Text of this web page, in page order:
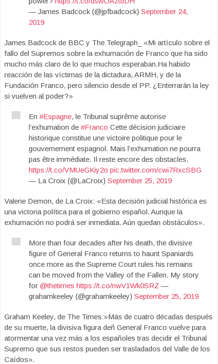
— James Badcock (@jpfbadcock) September 24,
2019
James Badcock de BBC y The Telegraph_ «Mi artículo sobre el
fallo del Supremos sobre la exhumación de Franco que ha sido
mucho más claro de lo que muchos esperaban.Ha habido
reacción de las víctimas de la dictadura, ARMH, y de la
Fundación Franco, pero silencio desde el PP. ¿Enterrarán la ley
si vuelven al poder?»
En #Espagne, le Tribunal suprême autorise
l’exhumation de #Franco Cette décision judiciaire
historique constitue une victoire politique pour le
gouvernement espagnol. Mais l’exhumation ne pourra
pas être immédiate. Il reste encore des obstacles.
https://t.co/VMUeGKiy2o pic.twitter.com/cwi7RxcSBG
— La Croix (@LaCroix) September 25, 2019
Valerie Demon, de La Croix: «Esta decisión judicial histórica es
una victoria política para el gobierno español. Aunque la
exhumación no podrá ser inmediata. Aún quedan obstáculos».
More than four decades after his death, the divisive
figure of General Franco returns to haunt Spaniards
once more as the Supreme Court rules his remains
can be moved from the Valley of the Fallen. My story
for @thetimes https://t.co/nwV1Wk0SRZ —
grahamkeeley (@grahamkeeley) September 25, 2019
Graham Keeley, de The Times:»Más de cuatro décadas después
de su muerte, la divisiva figura deñ General Franco vuelve para
atormentar una vez más a los españoles tras decidir el Tribunal
Supremo que sus restos pueden ser trasladados del Valle de los
Caídos».